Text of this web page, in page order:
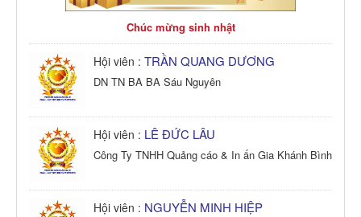
Chúc mừng sinh nhật
Hội viên : TRẦN QUANG DƯƠNG
DN TN BA BA Sáu Nguyên
Hội viên : LÊ ĐỨC LÂU
Công Ty TNHH Quảng cáo & In ấn Gia Khánh Bình
Hội viên : NGUYỄN MINH HIỆP